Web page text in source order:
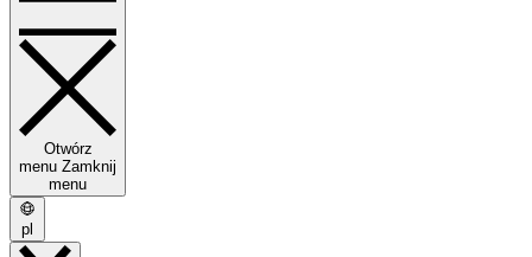
Otwórz
menu Zamknij
menu
pl